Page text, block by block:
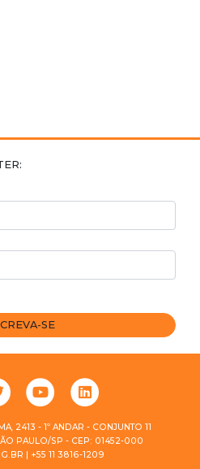
SE
2413 - 1º ANDAR - CONJUNTO 11
PAULO/SP - CEP: 01452-000
| +55 11 3816-1209